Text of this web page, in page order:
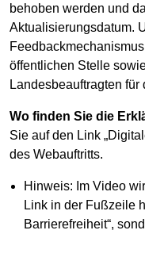
behoben werden und
Aktualisierungsdatum.
öffentlichen Stelle
Landesbeauftragten
Wo finden Sie die
Sie auf den Link
des Webauftritts.
Hinweis: Im Video
Link in der Fußzeile
Barrierefreiheit“,